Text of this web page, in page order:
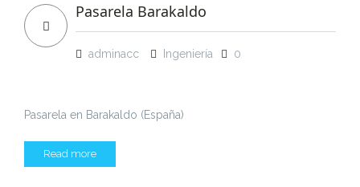
Pasarela Barakaldo
adminacc Ingeniería 0
Pasarela en Barakaldo (España)
Read more